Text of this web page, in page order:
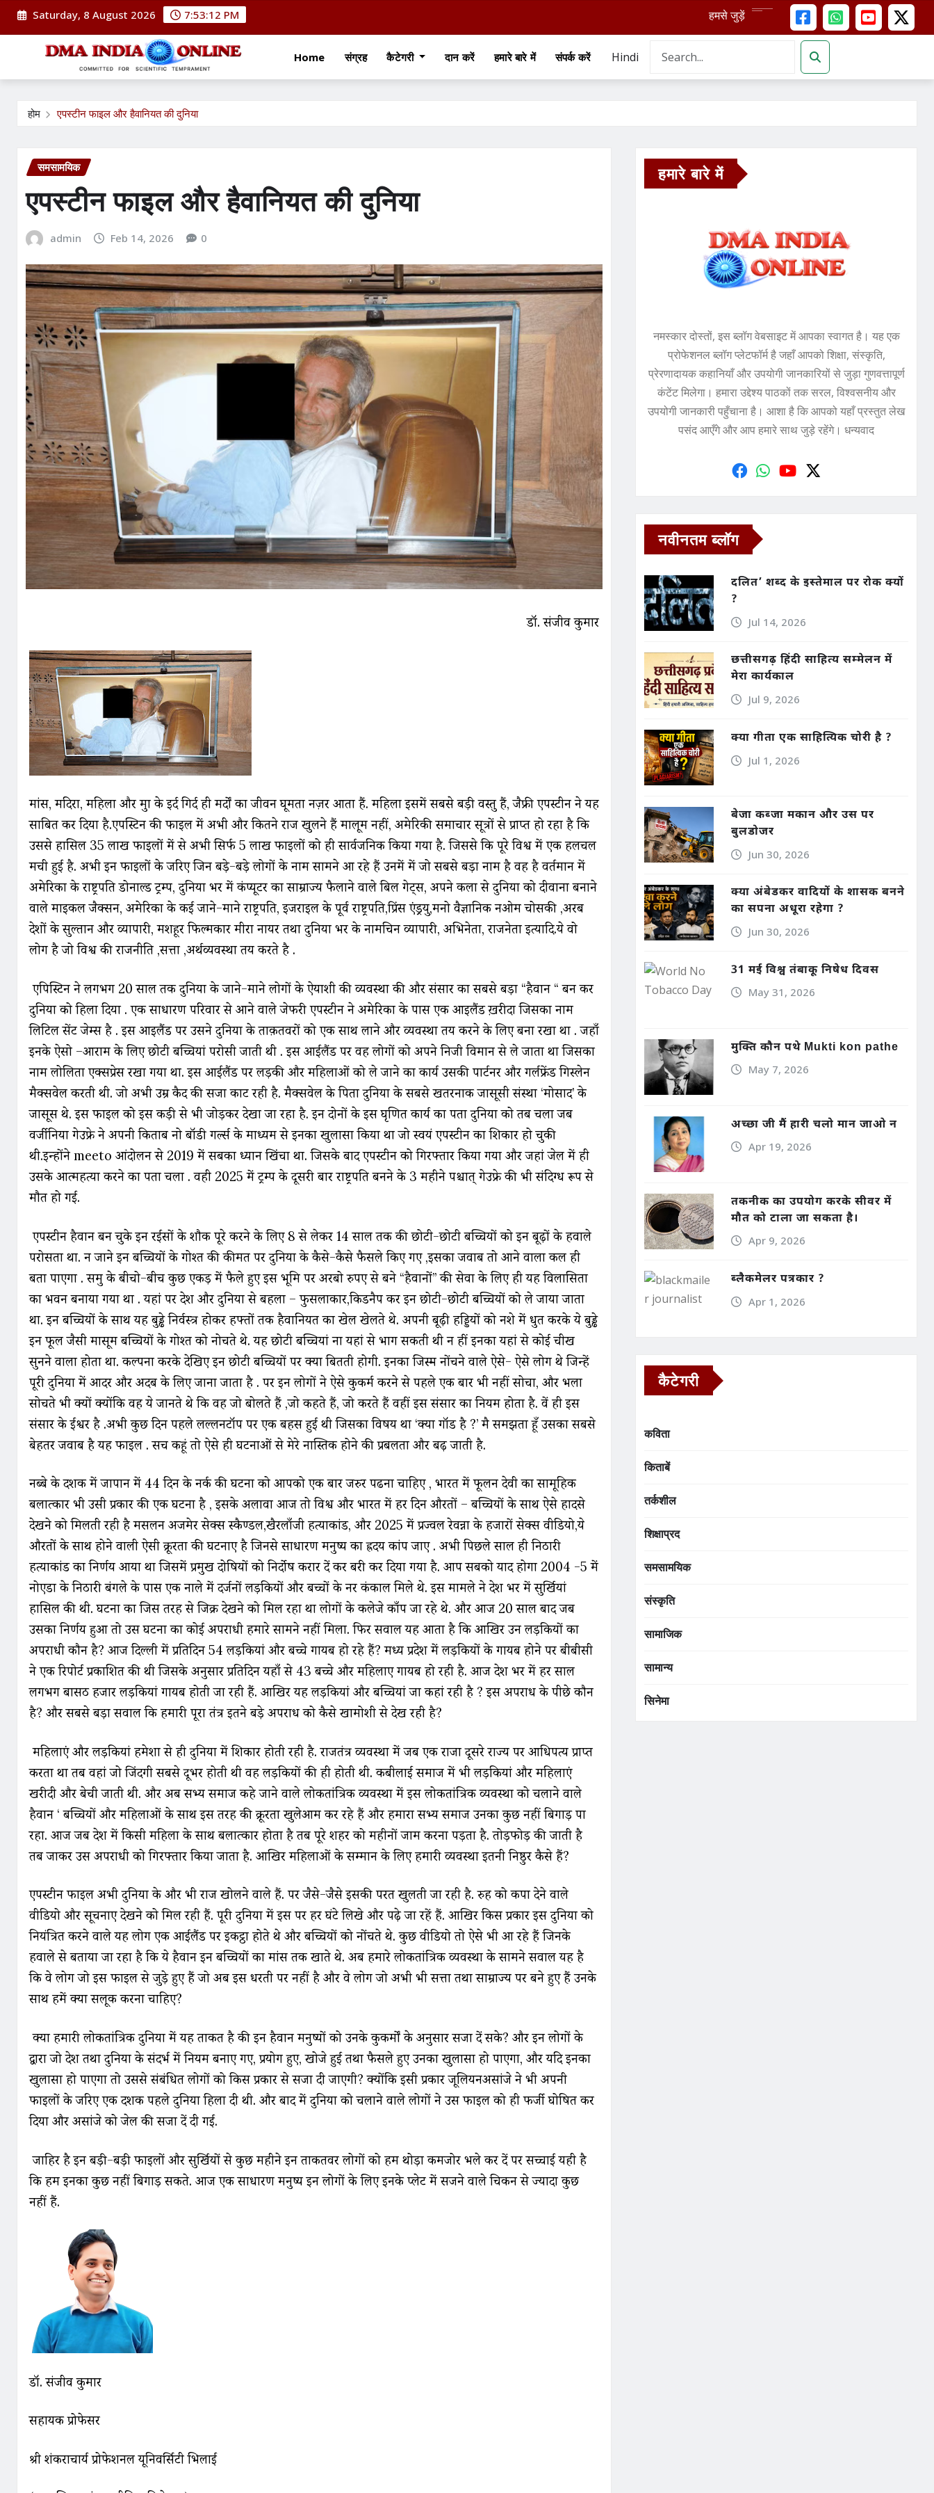
Skip
Saturday, 8 August 2026 7:53:13 PM हमसे जुड़ें
Home संग्रह कैटेगरी दान करें हमारे बारे में संपर्क करें Hindi
होम एपस्टीन फाइल और हैवानियत की दुनिया
समसामयिक
एपस्टीन फाइल और हैवानियत की दुनिया
admin Feb 14, 2026 0
डॉ. संजीव कुमार
मांस, मदिरा, महिला और मुद्रा के इर्द गिर्द ही मर्दों का जीवन घूमता नज़र आता हैं. महिला इसमें सबसे बड़ी वस्तु हैं, जैफ्री एपस्टीन ने यह
साबित कर दिया है.एपस्टिन की फाइल में अभी और कितने राज खुलने हैं मालूम नहीं, अमेरिकी समाचार सूत्रों से प्राप्त हो रहा है कि
उससे हासिल 35 लाख फाइलों में से अभी सिर्फ 5 लाख फाइलों को ही सार्वजनिक किया गया है. जिससे कि पूरे विश्व में एक हलचल
मची हुई है. अभी इन फाइलों के जरिए जिन बड़े-बड़े लोगों के नाम सामने आ रहे हैं उनमें में जो सबसे बड़ा नाम है वह है वर्तमान में
अमेरिका के राष्ट्रपति डोनाल्ड ट्रम्प, दुनिया भर में कंप्यूटर का साम्राज्य फैलाने वाले बिल गेट्स, अपने कला से दुनिया को दीवाना बनाने
वाले माइकल जैक्सन, अमेरिका के कई जाने-माने राष्ट्रपति, इजराइल के पूर्व राष्ट्रपति,प्रिंस एंड्रयु,मनो वैज्ञानिक नओम चोसकी ,अरब
देशों के सुल्तान और व्यापारी, मशहूर फिल्मकार मीरा नायर तथा दुनिया भर के नामचिन व्यापारी, अभिनेता, राजनेता इत्यादि.ये वो
लोग है जो विश्व की राजनीति ,सत्ता ,अर्थव्यवस्था तय करते है .
एपिस्टिन ने लगभग 20 साल तक दुनिया के जाने-माने लोगों के ऐयाशी की व्यवस्था की और संसार का सबसे बड़ा “हैवान “ बन कर
दुनिया को हिला दिया . एक साधारण परिवार से आने वाले जेफरी एपस्टीन ने अमेरिका के पास एक आइलैंड ख़रीदा जिसका नाम
लिटिल सेंट जेम्स है . इस आइलैंड पर उसने दुनिया के ताक़तवरों को एक साथ लाने और व्यवस्था तय करने के लिए बना रखा था . जहाँ
इनके ऐसो –आराम के लिए छोटी बच्चियां परोसी जाती थी . इस आईलैंड पर वह लोगों को अपने निजी विमान से ले जाता था जिसका
नाम लोलिता एक्सप्रेस रखा गया था. इस आईलैंड पर लड़की और महिलाओं को ले जाने का कार्य उसकी पार्टनर और गर्लफ्रेंड गिस्लेन
मैक्सवेल करती थी. जो अभी उम्र कैद की सजा काट रही है. मैक्सवेल के पिता दुनिया के सबसे खतरनाक जासूसी संस्था ‘मोसाद’ के
जासूस थे. इस फाइल को इस कड़ी से भी जोड़कर देखा जा रहा है. इन दोनों के इस घृणित कार्य का पता दुनिया को तब चला जब
वर्जीनिया गेउफ्रे ने अपनी किताब नो बॉडी गर्ल्स के माध्यम से इनका खुलासा किया था जो स्वयं एपस्टीन का शिकार हो चुकी
थी.इन्होंने meeto आंदोलन से 2019 में सबका ध्यान खिंचा था. जिसके बाद एपस्टीन को गिरफ्तार किया गया और जहां जेल में ही
उसके आत्महत्या करने का पता चला . वही 2025 में ट्रम्प के दूसरी बार राष्ट्रपति बनने के 3 महीने पश्चात् गेउफ्रे की भी संदिग्ध रूप से
मौत हो गई.
एपस्टीन हैवान बन चुके इन रईसों के शौक पूरे करने के लिए 8 से लेकर 14 साल तक की छोटी-छोटी बच्चियों को इन बूढ़ों के हवाले
परोसता था. न जाने इन बच्चियों के गोश्त की कीमत पर दुनिया के कैसे-कैसे फैसले किए गए ,इसका जवाब तो आने वाला कल ही
बता पाएगा . समुद्र के बीचो-बीच कुछ एकड़ में फैले हुए इस भूमि पर अरबो रुपए से बने “हैवानों” की सेवा के लिए ही यह विलासिता
का भवन बनाया गया था . यहां पर देश और दुनिया से बहला – फुसलाकार,किडनैप कर इन छोटी-छोटी बच्चियों को ले जाया जाता
था. इन बच्चियों के साथ यह बुड्ढे निर्वस्त्र होकर हफ्तों तक हैवानियत का खेल खेलते थे. अपनी बूढ़ी हड्डियों को नशे में धुत करके ये बुड्ढे
इन फूल जैसी मासूम बच्चियों के गोश्त को नोचते थे. यह छोटी बच्चियां ना यहां से भाग सकती थी न हीं इनका यहां से कोई चीख
सुनने वाला होता था. कल्पना करके देखिए इन छोटी बच्चियों पर क्या बितती होगी. इनका जिस्म नोंचने वाले ऐसे- ऐसे लोग थे जिन्हें
पूरी दुनिया में आदर और अदब के लिए जाना जाता है . पर इन लोगों ने ऐसे कुकर्म करने से पहले एक बार भी नहीं सोचा, और भला
सोचते भी क्यों क्योंकि वह ये जानते थे कि वह जो बोलते हैं ,जो कहते हैं, जो करते हैं वहीं इस संसार का नियम होता है. वें ही इस
संसार के ईश्वर है .अभी कुछ दिन पहले लल्लनटॉप पर एक बहस हुई थी जिसका विषय था ‘क्या गॉड है ?’ मै समझता हूँ उसका सबसे
बेहतर जवाब है यह फाइल . सच कहूं तो ऐसे ही घटनाओं से मेरे नास्तिक होने की प्रबलता और बढ़ जाती है.
नब्बे के दशक में जापान में 44 दिन के नर्क की घटना को आपको एक बार जरुर पढना चाहिए , भारत में फूलन देवी का सामूहिक
बलात्कार भी उसी प्रकार की एक घटना है , इसके अलावा आज तो विश्व और भारत में हर दिन औरतों – बच्चियों के साथ ऐसे हादसे
देखने को मिलती रही है मसलन अजमेर सेक्स स्कैण्डल,खैरलाँजी हत्याकांड, और 2025 में प्रज्वल रेवन्ना के हजारों सेक्स वीडियो,ये
औरतों के साथ होने वाली ऐसी क्रूरता की घटनाए है जिनसे साधारण मनुष्य का ह्रदय कांप जाए . अभी पिछले साल ही निठारी
हत्याकांड का निर्णय आया था जिसमें प्रमुख दोषियों को निर्दोष करार दें कर बरी कर दिया गया है. आप सबको याद होगा 2004 -5 में
नोएडा के निठारी बंगले के पास एक नाले में दर्जनों लड़कियों और बच्चों के नर कंकाल मिले थे. इस मामले ने देश भर में सुर्खियां
हासिल की थी. घटना का जिस तरह से जिक्र देखने को मिल रहा था लोगों के कलेजे काँप जा रहे थे. और आज 20 साल बाद जब
उसका निर्णय हुआ तो उस घटना का कोई अपराधी हमारे सामने नहीं मिला. फिर सवाल यह आता है कि आखिर उन लड़कियों का
अपराधी कौन है? आज दिल्ली में प्रतिदिन 54 लड़कियां और बच्चे गायब हो रहे हैं? मध्य प्रदेश में लड़कियों के गायब होने पर बीबीसी
ने एक रिपोर्ट प्रकाशित की थी जिसके अनुसार प्रतिदिन यहाँ से 43 बच्चे और महिलाए गायब हो रही है. आज देश भर में हर साल
लगभग बासठ हजार लड़कियां गायब होती जा रही हैं. आखिर यह लड़कियां और बच्चियां जा कहां रही है ? इस अपराध के पीछे कौन
है? और सबसे बड़ा सवाल कि हमारी पूरा तंत्र इतने बड़े अपराध को कैसे खामोशी से देख रही है?
महिलाएं और लड़कियां हमेशा से ही दुनिया में शिकार होती रही है. राजतंत्र व्यवस्था में जब एक राजा दूसरे राज्य पर आधिपत्य प्राप्त
करता था तब वहां जो जिंदगी सबसे दूभर होती थी वह लड़कियों की ही होती थी. कबीलाई समाज में भी लड़कियां और महिलाएं
खरीदी और बेची जाती थी. और अब सभ्य समाज कहे जाने वाले लोकतांत्रिक व्यवस्था में इस लोकतांत्रिक व्यवस्था को चलाने वाले
हैवान ‘ बच्चियों और महिलाओं के साथ इस तरह की क्रूरता खुलेआम कर रहे हैं और हमारा सभ्य समाज उनका कुछ नहीं बिगाड़ पा
रहा. आज जब देश में किसी महिला के साथ बलात्कार होता है तब पूरे शहर को महीनों जाम करना पड़ता है. तोड़फोड़ की जाती है
तब जाकर उस अपराधी को गिरफ्तार किया जाता है. आखिर महिलाओं के सम्मान के लिए हमारी व्यवस्था इतनी निष्ठुर कैसे हैं?
एपस्टीन फाइल अभी दुनिया के और भी राज खोलने वाले हैं. पर जैसे-जैसे इसकी परत खुलती जा रही है. रुह को कपा देने वाले
वीडियो और सूचनाए देखने को मिल रही हैं. पूरी दुनिया में इस पर हर घंटे लिखे और पढ़े जा रहें हैं. आखिर किस प्रकार इस दुनिया को
नियंत्रित करने वाले यह लोग एक आईलैंड पर इकट्ठा होते थे और बच्चियों को नोंचते थे. कुछ वीडियो तो ऐसे भी आ रहे हैं जिनके
हवाले से बताया जा रहा है कि ये हैवान इन बच्चियों का मांस तक खाते थे. अब हमारे लोकतांत्रिक व्यवस्था के सामने सवाल यह है
कि वे लोग जो इस फाइल से जुड़े हुए हैं जो अब इस धरती पर नहीं है और वे लोग जो अभी भी सत्ता तथा साम्राज्य पर बने हुए हैं उनके
साथ हमें क्या सलूक करना चाहिए?
क्या हमारी लोकतांत्रिक दुनिया में यह ताकत है की इन हैवान मनुष्यों को उनके कुकर्मों के अनुसार सजा दें सके? और इन लोगों के
द्वारा जो देश तथा दुनिया के संदर्भ में नियम बनाए गए, प्रयोग हुए, खोजे हुई तथा फैसले हुए उनका खुलासा हो पाएगा, और यदि इनका
खुलासा हो पाएगा तो उससे संबंधित लोगों को किस प्रकार से सजा दी जाएगी? क्योंकि इसी प्रकार जूलियनअसांजे ने भी अपनी
फाइलों के जरिए एक दशक पहले दुनिया हिला दी थी. और बाद में दुनिया को चलाने वाले लोगों ने उस फाइल को ही फर्जी घोषित कर
दिया और असांजे को जेल की सजा दें दी गई.
जाहिर है इन बड़ी-बड़ी फाइलों और सुर्खियों से कुछ महीने इन ताकतवर लोगों को हम थोड़ा कमजोर भले कर दें पर सच्चाई यही है
कि हम इनका कुछ नहीं बिगाड़ सकते. आज एक साधारण मनुष्य इन लोगों के लिए इनके प्लेट में सजने वाले चिकन से ज्यादा कुछ
नहीं हैं.
डॉ. संजीव कुमार
सहायक प्रोफेसर
श्री शंकराचार्य प्रोफेशनल यूनिवर्सिटी भिलाई
हमारे बारे में
नमस्कार दोस्तों, इस ब्लॉग वेबसाइट में आपका स्वागत है। यह एक
प्रोफेशनल ब्लॉग प्लेटफॉर्म है जहाँ आपको शिक्षा, संस्कृति,
प्रेरणादायक कहानियाँ और उपयोगी जानकारियों से जुड़ा गुणवत्तापूर्ण
कंटेंट मिलेगा। हमारा उद्देश्य पाठकों तक सरल, विश्वसनीय और
उपयोगी जानकारी पहुँचाना है। आशा है कि आपको यहाँ प्रस्तुत लेख
पसंद आएँगे और आप हमारे साथ जुड़े रहेंगे। धन्यवाद
नवीनतम ब्लॉग
दलित’ शब्द के इस्तेमाल पर रोक क्यों
?
Jul 14, 2026
छत्तीसगढ़ हिंदी साहित्य सम्मेलन में
मेरा कार्यकाल
Jul 9, 2026
क्या गीता एक साहित्यिक चोरी है ?
Jul 1, 2026
बेजा कब्जा मकान और उस पर
बुलडोजर
Jun 30, 2026
क्या अंबेडकर वादियों के शासक बनने
का सपना अधूरा रहेगा ?
Jun 30, 2026
31 मई विश्व तंबाकू निषेध दिवस
May 31, 2026
मुक्ति कौन पथे Mukti kon pathe
May 7, 2026
अच्छा जी मैं हारी चलो मान जाओ न
Apr 19, 2026
तकनीक का उपयोग करके सीवर में
मौत को टाला जा सकता है।
Apr 9, 2026
ब्लैकमेलर पत्रकार ?
Apr 1, 2026
कैटेगरी
कविता
किताबें
तर्कशील
शिक्षाप्रद
समसामयिक
संस्कृति
सामाजिक
सामान्य
सिनेमा